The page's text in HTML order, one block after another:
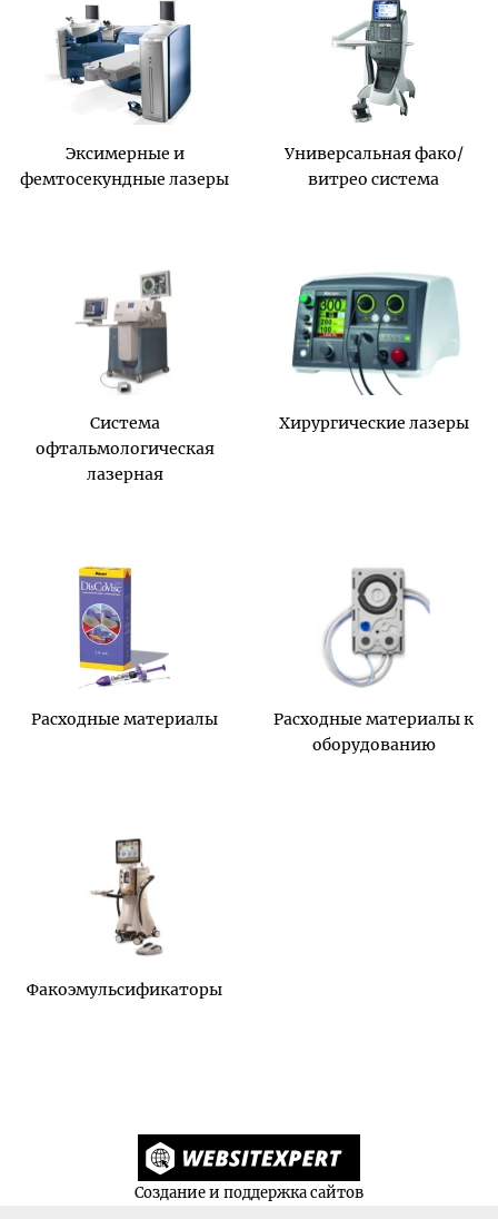
Эксимерные и
фемтосекундные лазеры
Универсальная фако/
витрео система
Система
офтальмологическая
лазерная
Хирургические лазеры
Расходные материалы
Расходные материалы к
оборудованию
Факоэмульсификаторы
Создание и поддержка сайтов